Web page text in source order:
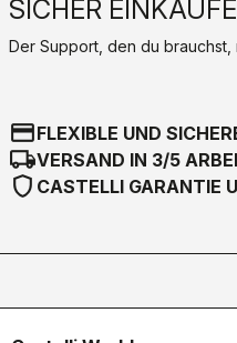
SICHER
Der Support, den du brauchst,
credit_cardFLEXIBLE UND
local_shippingVERSAND IN 3/5
shield CASTELLI GARANTIE